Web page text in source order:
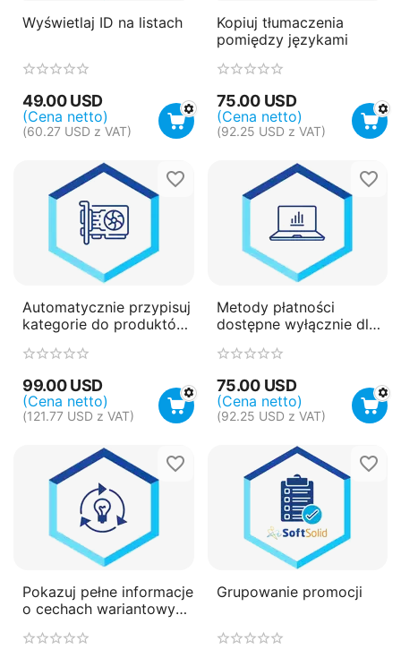
Wyświetlaj ID na listach
49.00 USD
(Cena netto)
(60.27 USD z VAT)
Kopiuj tłumaczenia
pomiędzy językami
75.00 USD
(Cena netto)
(92.25 USD z VAT)
Automatycznie przypisuj
kategorie do produktów
99.00 USD
(Cena netto)
(121.77 USD z VAT)
Metody płatności
dostępne wyłącznie dla
75.00 USD
(Cena netto)
(92.25 USD z VAT)
Pokazuj pełne informacje
o cechach wariantowych
Grupowanie promocji